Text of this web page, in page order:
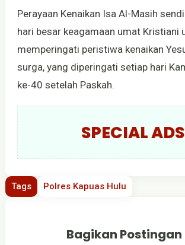
Perayaan Kenaikan Isa Al-Masih
hari besar keagamaan umat Kristiani
memperingati peristiwa kenaikan
surga, yang diperingati setiap hari
ke-40 setelah Paskah.
SPECIAL ADS
Tags Polres Kapuas Hulu
Bagikan Postingan